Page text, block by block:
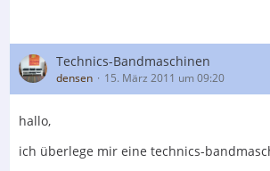
Technics-Bandmaschinen
densen 15. März 2011 um 09:20
hallo,
ich überlege mir eine technics-